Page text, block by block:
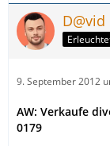
D@vid
9. September 2012
AW: Verkaufe
0179